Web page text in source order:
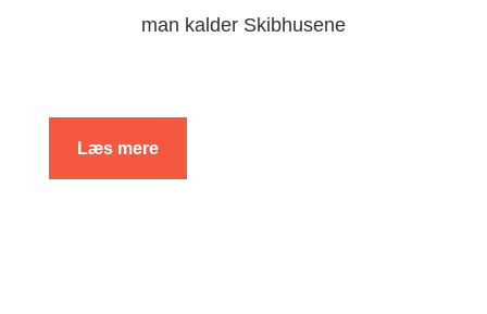
man kalder Skibhusene
Læs mere